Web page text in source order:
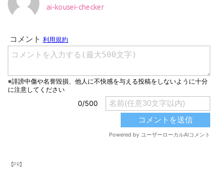
ai-kousei-checker
【PR】